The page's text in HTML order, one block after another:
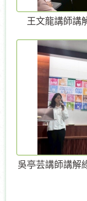
王文龍講師講
吳亭芸講師講解